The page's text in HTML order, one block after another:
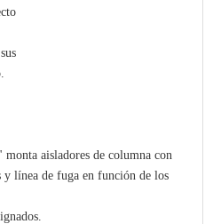
aisladores de columna con
y línea de fuga en función de los